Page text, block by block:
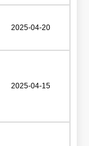
2025-04-20
2025-04-15